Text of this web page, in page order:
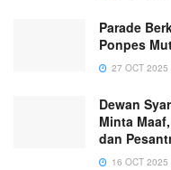
Parade
Ponpes
27 OCT 2025
Dewan
Minta
dan
16 OCT 2025